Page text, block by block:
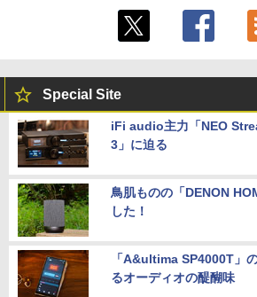
Special Site
iFi audio主力「NEO
3」に迫る
鳥肌ものの「DENON
した！
「A&ultima SP4000T」
るオーディオの醍醐味